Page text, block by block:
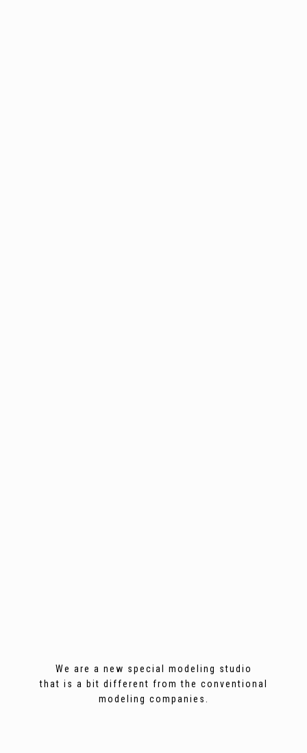
We are a new special modeling studio
that is a bit different from the conventional
modeling companies.